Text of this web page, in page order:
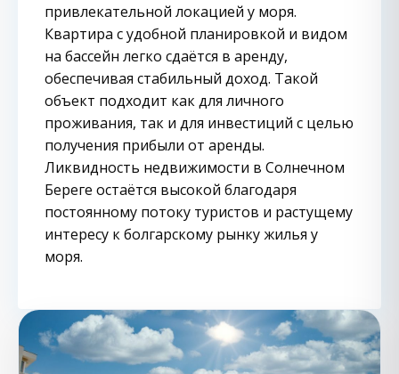
привлекательной локацией у моря.
Квартира с удобной планировкой и видом
на бассейн легко сдаётся в аренду,
обеспечивая стабильный доход. Такой
объект подходит как для личного
проживания, так и для инвестиций с целью
получения прибыли от аренды.
Ликвидность недвижимости в Солнечном
Береге остаётся высокой благодаря
постоянному потоку туристов и растущему
интересу к болгарскому рынку жилья у
моря.